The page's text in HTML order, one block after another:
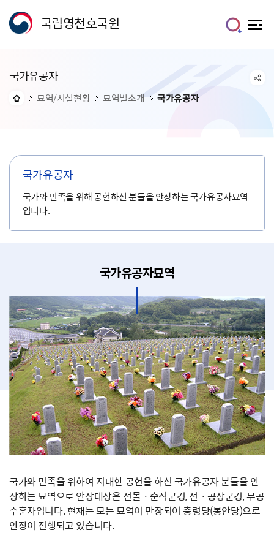
국립영천호국원
국가유공자
묘역/시설현황 묘역별소개 국가유공자
국가유공자
국가와 민족을 위해 공헌하신 분들을 안장하는 국가유공자묘역
입니다.
국가유공자묘역
국가와 민족을 위하여 지대한 공헌을 하신 국가유공자 분들을 안
장하는 묘역으로 안장대상은 전몰ㆍ순직군경, 전ㆍ공상군경, 무공
수훈자입니다. 현재는 모든 묘역이 만장되어 충령당(봉안당)으로
안장이 진행되고 있습니다.